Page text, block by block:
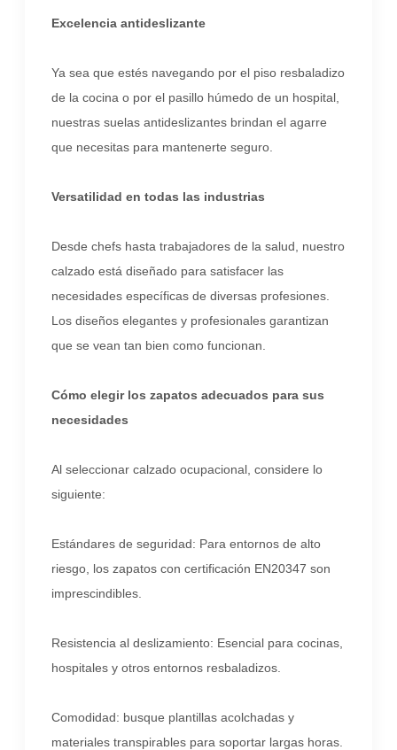
Excelencia antideslizante
Ya sea que estés navegando por el piso resbaladizo
de la cocina o por el pasillo húmedo de un hospital,
nuestras suelas antideslizantes brindan el agarre
que necesitas para mantenerte seguro.
Versatilidad en todas las industrias
Desde chefs hasta trabajadores de la salud, nuestro
calzado está diseñado para satisfacer las
necesidades específicas de diversas profesiones.
Los diseños elegantes y profesionales garantizan
que se vean tan bien como funcionan.
Cómo elegir los zapatos adecuados para sus
necesidades
Al seleccionar calzado ocupacional, considere lo
siguiente:
Estándares de seguridad: Para entornos de alto
riesgo, los zapatos con certificación EN20347 son
imprescindibles.
Resistencia al deslizamiento: Esencial para cocinas,
hospitales y otros entornos resbaladizos.
Comodidad: busque plantillas acolchadas y
materiales transpirables para soportar largas horas.